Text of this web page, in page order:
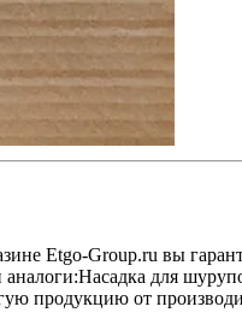
Etgo-Group.ru вы
для
продукцию от